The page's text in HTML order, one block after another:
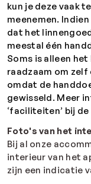
kun je deze vaak
meenemen.
dat het
meestal één
Soms is alleen
raadzaam om zelf
omdat de
gewisseld. Meer
‘faciliteiten’ bij
Foto's van het
Bij al onze
interieur van het
zijn een indicatie